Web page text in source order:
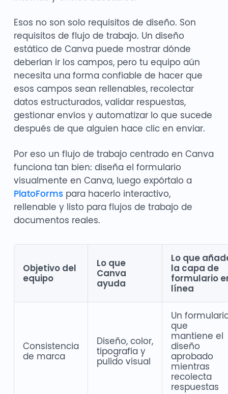
Esos no son solo requisitos de diseño. Son
requisitos de flujo de trabajo. Un diseño
estático de Canva puede mostrar dónde
deberían ir los campos, pero tu equipo aún
necesita una forma confiable de hacer que
esos campos sean rellenables, recolectar
datos estructurados, validar respuestas,
gestionar envíos y automatizar lo que sucede
después de que alguien hace clic en enviar.
Por eso un flujo de trabajo centrado en Canva
funciona tan bien: diseña el formulario
visualmente en Canva, luego expórtalo a
PlatoFormspara hacerlo interactivo,
rellenable y listo para flujos de trabajo de
documentos reales.
Objetivo del
equipo
Lo que
Canva
ayuda
Lo que
la capa de
formulario
línea
Consistencia
de marca
Diseño, color,
tipografía y
pulido visual
Un
que
mantiene el
diseño
aprobado
mientras
recolecta
respuestas